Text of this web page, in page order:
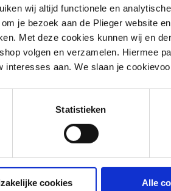
wij altijd functionele en
je bezoek aan de Plieger website
Met deze cookies kunnen wij en
volgen en verzamelen. Hiermee
aan. We slaan je
Statistieken
cookies Alle